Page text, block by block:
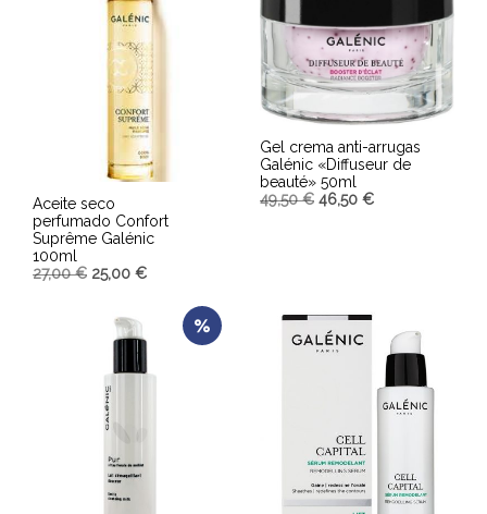
Aceite seco
perfumado Confort
Suprême Galénic
100ml
27,00€ 25,00 €
AÑADIR AL CARRITO
Gel crema anti-arrugas
Galénic «Diffuseur de
beauté» 50ml
49,50€ 46,50 €